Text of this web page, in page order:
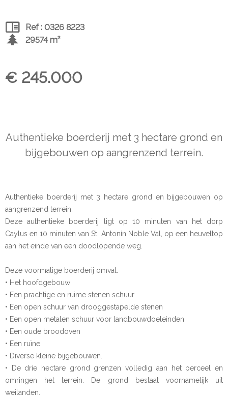
Ref : 0326 8223
29574 m²
€ 245.000
Authentieke boerderij met 3 hectare grond en
bijgebouwen op aangrenzend terrein.
Authentieke boerderij met 3 hectare grond en bijgebouwen op
aangrenzend terrein.
Deze authentieke boerderij ligt op 10 minuten van het dorp
Caylus en 10 minuten van St. Antonín Noble Val, op een heuveltop
aan het einde van een doodlopende weg.
Deze voormalige boerderij omvat:
• Het hoofdgebouw
• Een prachtige en ruime stenen schuur
• Een open schuur van drooggestapelde stenen
• Een open metalen schuur voor landbouwdoeleinden
• Een oude broodoven
• Een ruïne
• Diverse kleine bijgebouwen.
• De drie hectare grond grenzen volledig aan het perceel en
omringen het terrein. De grond bestaat voornamelijk uit
weilanden.